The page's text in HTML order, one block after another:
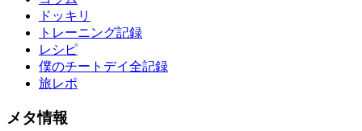
ドッキリ
トレーニング記録
レシピ
僕のチートデイ全記録
旅レポ
メタ情報